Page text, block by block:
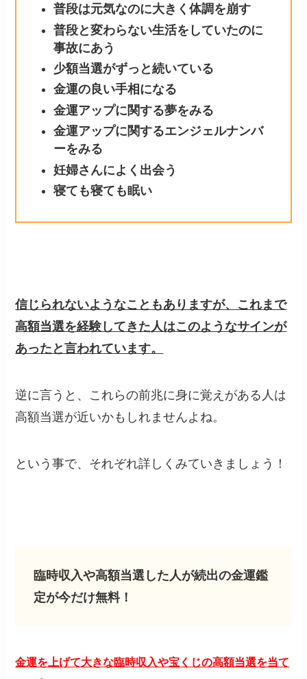
普段は元気なのに大きく体調を崩す
普段と変わらない生活をしていたのに
事故にあう
少額当選がずっと続いている
金運の良い手相になる
金運アップに関する夢をみる
金運アップに関するエンジェルナンバ
ーをみる
妊婦さんによく出会う
寝ても寝ても眠い
信じられないようなこともありますが、これまで
高額当選を経験してきた人はこのようなサインが
あったと言われています。
逆に言うと、これらの前兆に身に覚えがある人は
高額当選が近いかもしれませんよね。
という事で、それぞれ詳しくみていきましょう！
臨時収入や高額当選した人が続出の金運鑑
定が今だけ無料！
金運を上げて大きな臨時収入や宝くじの高額当選を当て